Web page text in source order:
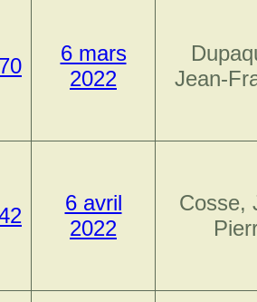
6 mars
2022
Jean-
6 avril
2022
Cosse,